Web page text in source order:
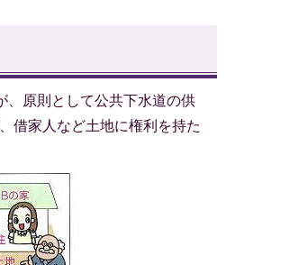
、原則として公共下水道の供
借家人など土地に権利を持た